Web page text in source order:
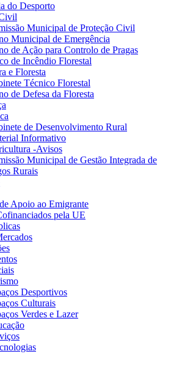
do Desporto
Municipal de Proteção Civil
Municipal de Emergência
de Ação para Controlo de Pragas
de Incêndio Florestal
e Floresta
Técnico Florestal
de Defesa da Floresta
de Desenvolvimento Rural
Informativo
-Avisos
Municipal de Gestão Integrada de
Rurais
Apoio ao Emigrante
pela UE
Desportivos
Culturais
Verdes e Lazer